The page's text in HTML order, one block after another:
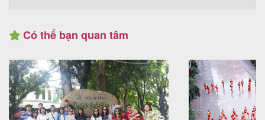
Có thể bạn quan tâm